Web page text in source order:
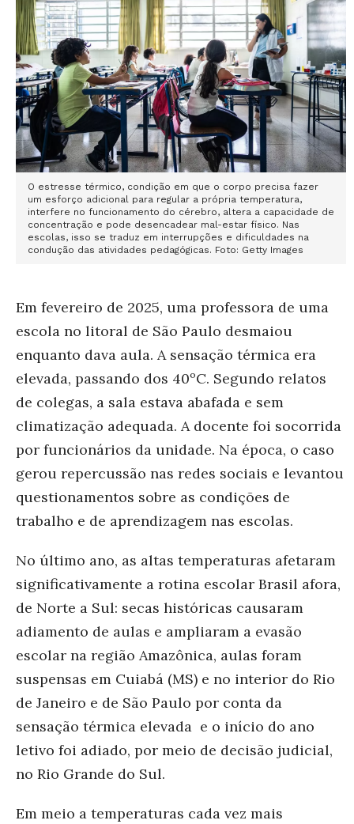
O estresse térmico, condição em que o corpo precisa fazer
um esforço adicional para regular a própria temperatura,
interfere no funcionamento do cérebro, altera a capacidade de
concentração e pode desencadear mal-estar físico. Nas
escolas, isso se traduz em interrupções e dificuldades na
condução das atividades pedagógicas. Foto: Getty Images
Em fevereiro de 2025, uma professora de uma
escola no litoral de São Paulo desmaiou
enquanto dava aula. A sensação térmica era
elevada, passando dos 40ºC. Segundo relatos
de colegas, a sala estava abafada e sem
climatização adequada. A docente foi socorrida
por funcionários da unidade. Na época, o caso
gerou repercussão nas redes sociais e levantou
questionamentos sobre as condições de
trabalho e de aprendizagem nas escolas.
No último ano, as altas temperaturas afetaram
significativamente a rotina escolar Brasil afora,
de Norte a Sul: secas históricas causaram
adiamento de aulas e ampliaram a evasão
escolar na região Amazônica, aulas foram
suspensas em Cuiabá (MS) e no interior do Rio
de Janeiro e de São Paulo por conta da
sensação térmica elevada e o início do ano
letivo foi adiado, por meio de decisão judicial,
no Rio Grande do Sul.
Em meio a temperaturas cada vez mais